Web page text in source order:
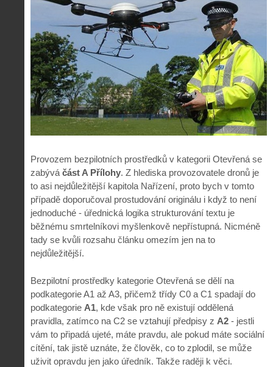
Provozem bezpilotních prostředků v kategorii Otevřená se
zabývá část A Přílohy. Z hlediska provozovatele dronů je
to asi nejdůležitější kapitola Nařízení, proto bych v tomto
případě doporučoval prostudování originálu i když to není
jednoduché - úřednická logika strukturování textu je
běžnému smrtelníkovi myšlenkově nepřístupná. Nicméně
tady se kvůli rozsahu článku omezím jen na to
nejdůležitější.
Bezpilotní prostředky kategorie Otevřená se dělí na
podkategorie A1 až A3, přičemž třídy C0 a C1 spadají do
podkategorie A1, kde však pro ně existují oddělená
pravidla, zatímco na C2 se vztahují předpisy z A2 - jestli
vám to připadá ujeté, máte pravdu, ale pokud máte sociální
cítění, tak jistě uznáte, že člověk, co to zplodil, se může
uživit opravdu jen jako úředník. Takže raději k věci.